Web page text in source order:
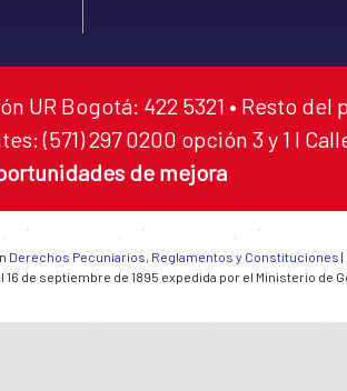
UR Bogotá: 422 5321 • Resto del
(571) 297 0200 opción 3 y 1 I
de mejora
Derechos Pecuniarios, Reglamentos y Constituciones
de septiembre de 1895 expedida por el Ministerio de